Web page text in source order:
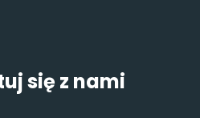
się z nami